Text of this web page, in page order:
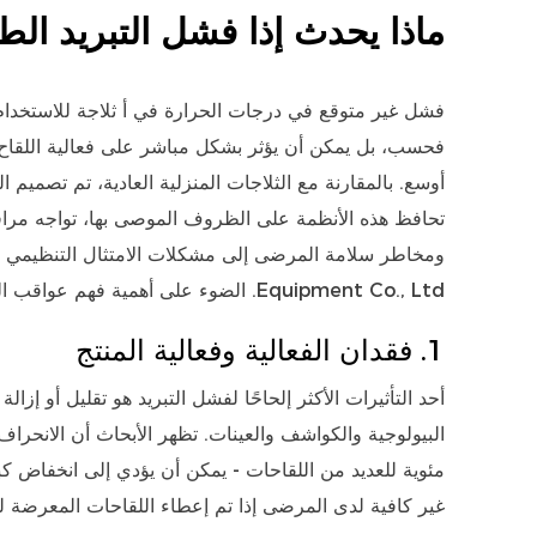
ماذا يحدث إذا فشل التبريد
فشل غير متوقع في درجات الحرارة في أ ثلاجة
فحسب، بل يمكن أن يؤثر بشكل مباشر على فعالية اللقاح
أوسع. بالمقارنة مع الثلاجات المنزلية العادية، تم
تحافظ هذه الأنظمة على الظروف الموصى بها، تواجه
Equipment Co., Ltd. الضوء على أهمية فهم عواقب الفشل من أجل تخفيف المخاطر بشكل أفضل والتخطيط التشغيلي.
1. فقدان الفعالية وفعالية المنتج
أحد التأثيرات الأكثر إلحاحًا لفشل التبريد هو تقليل أو
مئوية للعديد من اللقاحات - يمكن أن يؤدي إلى انخفاض
غير كافية لدى المرضى إذا تم إعطاء اللقاحات المعرضة